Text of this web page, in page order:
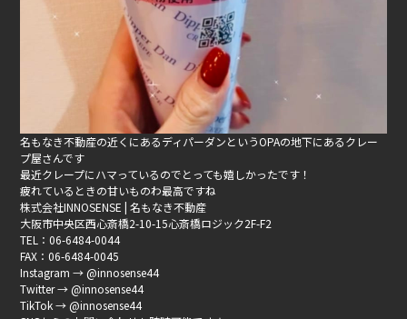
名もなき不動産の近くにあるディパーダンというOPAの地下にあるクレー
プ屋さんです
最近クレープにハマっているのでとっても嬉しかったです！
疲れているときの甘いものわ最高ですね
株式会社INNOSENSE | 名もなき不動産
大阪市中央区西心斎橋2-10-15心斎橋ロジック2F-F2
TEL：06-6484-0044
FAX：06-6484-0045
Instagram → @innosense44
Twitter → @innosense44
TikTok → @innosense44